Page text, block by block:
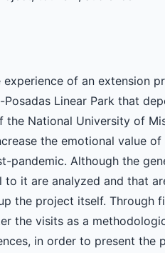
of an extension
Linear Park that
the National University of
the emotional value
pandemic. Although the
it are analyzed and that
the project itself. Through
the visits as a
in order to present the